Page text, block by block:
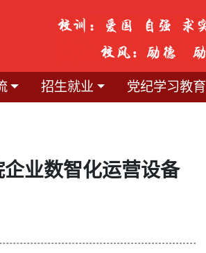
招生就业 党纪学习教育
业数智化运营设备